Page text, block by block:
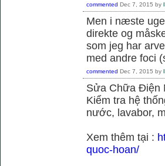
commented Dec 7, 2015 by
Men i næste
direkte og
som jeg har
med andre foci
commented Dec 7, 2015 by
Sửa Chữa Điện
Kiểm tra hệ
nước, lavabor,
Xem thêm tại :
quoc-hoan/